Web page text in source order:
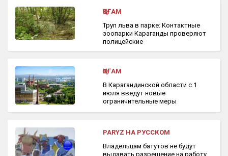
ҚОҒАМ
Труп льва в парке: Контактные
зоопарки Караганды проверяют
полицейские
ҚОҒАМ
В Карагандинской области с 1
июля введут новые
ограничительные меры
PARYZ НА РУССКОМ
Владельцам батутов не будут
выдавать разрешение на работу